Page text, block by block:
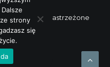
prawa zastrzeżone
strony
się